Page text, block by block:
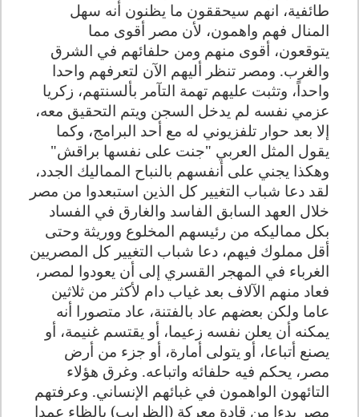
طائفية، انهم سيحققون ما يظنون أنه سهل
المنال فهم واهمون، لأن مصر أقوى مما
يتوقعون، أقوى منهم ومن حلفائهم في الشرق
والغرب. ومصر تنظر أليهم الآن لتعرفهم واحدا
واحداً، وتثبت عليهم تهمة التآمر بألسنتهم، زكريا
عزمي نفسه لم يدخل السجن ويتم التحقيق معه،
إلا بعد حوار تلفزيوني له مع أحد البرامج، وكما
يقول المثل العربي "جنت على نفسها براقش"
وهكذا يجني على أنفسهم بالنباح المماليك الجدد،
لقد دعا شباب التغيير كل الذين استبعدوا من مصر
خلال العهد السابق الفاسد والغارق في الفساد
بكل مماليكه من رئيسهم المخلوع ووريثة وحتى
أقل مملوك فيهم، دعا شباب التغيير كل المصريين
الغرباء في المهجر القسري إلى أن يعودوا لمصر،
فعاد منهم الآلاف بعد غياب دام لأكثر من ثلاثين
عاما ولكن بعضهم عاد بالفتنة، عاد متصورا أنه
يمكنه أن يعلن نفسه زعيما، أو يقتسم غنيمة، أو
يصنع أتباعا، أو يتولى أمارة، أو جزء من أرض
مصر، يحكم فيه حلفائه واتباعه. وغرق هؤلاء
التائهون الواهمون في غبائهم الإنساني. وعرفتهم
مصر بدءا من قادة معركة (الظرايب) بالظاء عمدا